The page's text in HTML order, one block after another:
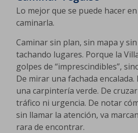
Lo mejor que se puede hacer
caminarla.
Caminar sin plan, sin mapa y
tachando lugares. Porque la
golpes de “imprescindibles”,
De mirar una fachada
una carpintería verde. De
tráfico ni urgencia. De notar
sin llamar la atención, va
rara de encontrar.